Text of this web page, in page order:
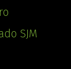
SJM